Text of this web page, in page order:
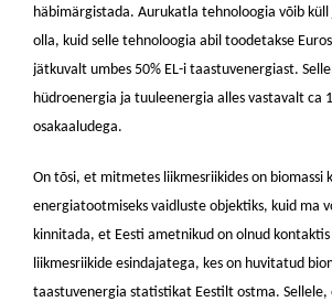
häbimärgistada. Aurukatla tehnoloogia võib
olla, kuid selle tehnoloogia abil toodetakse
jätkuvalt umbes 50% EL-i taastuvenergiast.
hüdroenergia ja tuuleenergia alles vastavalt ca
osakaaludega.
On tõsi, et mitmetes liikmesriikides on biomassi
energiatootmiseks vaidluste objektiks, kuid ma
kinnitada, et Eesti ametnikud on olnud kontaktis
liikmesriikide esindajatega, kes on huvitatud
taastuvenergia statistikat Eestilt ostma. Sellele,